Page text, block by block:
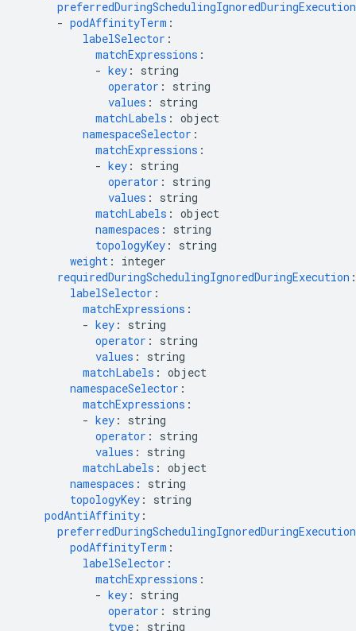
preferredDuringSchedulingIgnoredDuringExecution
- podAffinityTerm :
labelSelector :
matchExpressions :
- key :
string
operator :
string
values :
string
matchLabels : object
namespaceSelector :
matchExpressions :
- key :
string
operator :
string
values :
string
matchLabels : object
namespaces :
string
topologyKey :
string
weight :
integer
requiredDuringSchedulingIgnoredDuringExecution :
labelSelector :
matchExpressions :
- key :
string
operator :
string
values :
string
matchLabels : object
namespaceSelector :
matchExpressions :
- key :
string
operator :
string
values :
string
matchLabels : object
namespaces :
string
topologyKey :
string
podAntiAffinity :
preferredDuringSchedulingIgnoredDuringExecution
podAffinityTerm :
labelSelector :
matchExpressions :
- key :
string
operator :
string
type :
string